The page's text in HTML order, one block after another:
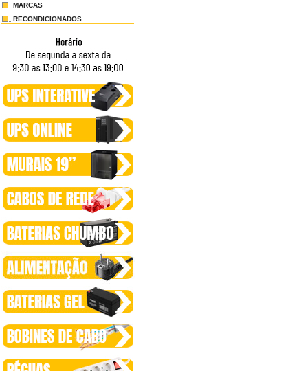
MARCAS
RECONDICIONADOS